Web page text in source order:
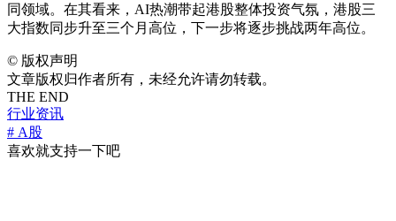
同领域。在其看来，AI热潮带起港股整体投资气氛，港股三
大指数同步升至三个月高位，下一步将逐步挑战两年高位。
© 版权声明
文章版权归作者所有，未经允许请勿转载。
THE END
行业资讯
# A股
喜欢就支持一下吧